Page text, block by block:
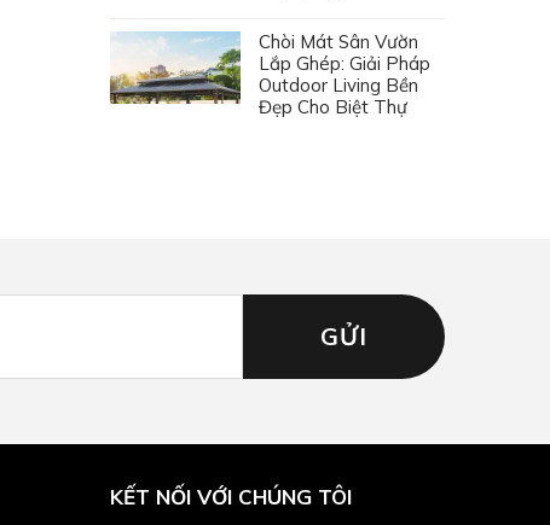
Chòi Mát Sân Vườn
Lắp Ghép: Giải Pháp
Outdoor Living Bền
Đẹp Cho Biệt Thự
KẾT NỐI VỚI CHÚNG TÔI